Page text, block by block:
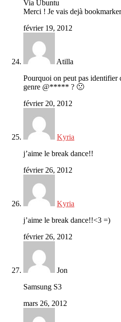
Via Ubuntu
Merci ! Je vais dejà
février 19, 2012
Atilla
Pourquoi on peut pas identifier
genre @***** ? 🙁
février 20, 2012
Kyria
j’aime le break dance!!
février 26, 2012
Kyria
j’aime le break dance!!<3 =)
février 26, 2012
Jon
Samsung S3
mars 26, 2012